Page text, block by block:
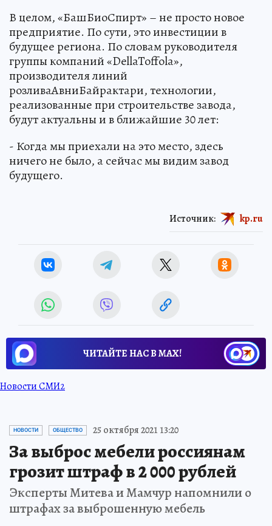
В целом, «БашБиоСпирт» – не просто новое
предприятие. По сути, это инвестиции в
будущее региона. По словам руководителя
группы компаний «DellaToffola»,
производителя линий
розливаАвниБайрактари, технологии,
реализованные при строительстве завода,
будут актуальны и в ближайшие 30 лет:
- Когда мы приехали на это место, здесь
ничего не было, а сейчас мы видим завод
будущего.
Источник: kp.ru
ЧИТАЙТЕ НАС В МАХ!
Новости СМИ2
НОВОСТИ ОБЩЕСТВО 25 октября 2021 13:20
За выброс мебели россиянам
грозит штраф в 2 000 рублей
Эксперты Митева и Мамчур напомнили о
штрафах за выброшенную мебель